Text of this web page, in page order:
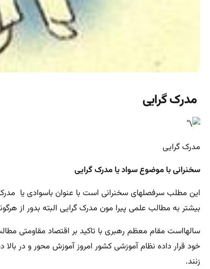
مدرک گرایی
مدرک گرایی
سخنرانی با موضوع سواد یا مدرک گرایی
بیشتر به مطالب علمی پیرا مون مدرک گرایی البته بدور از
سالهااست مقام معظم رهبری با تاکید بر اقتصاد مقاومتی
خود قرار داده نظام آموزشی کشور امروز آموزش محور و در
زنند.